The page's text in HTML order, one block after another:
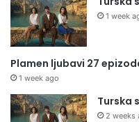
1 week
Plamen ljubavi 27
1 week ago
Turska
2 weeks